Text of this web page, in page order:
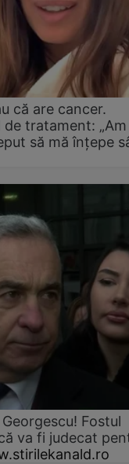
că are cancer.
tratament:
să mă înțepe
Fostul
va fi judecat